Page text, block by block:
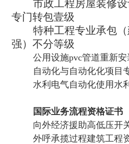
市政工程房屋装修
专门转包壹级
特种工程专业承包
强）不分等级
公用设施pvc管道重新安
自动化与自动化化项目
水利电气自动化使用水
国际业务流程资格证书
向外经济援助高低压开
外呼承揽过程建筑工程